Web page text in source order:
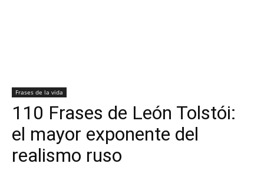
Frases de la vida
110 Frases de León Tolstói:
el mayor exponente del
realismo ruso